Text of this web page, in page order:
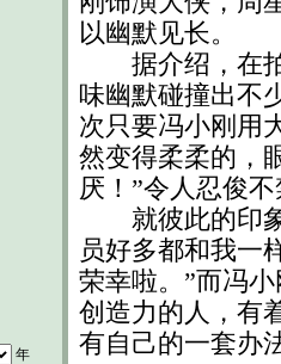
年
以幽默见长。
据介绍，在拍
味幽默碰撞出不
次只要冯小刚用
然变得柔柔的，
厌！”令人忍俊
就彼此的印象
员好多都和我一
荣幸啦。”而冯
创造力的人，有
有自己的一套办